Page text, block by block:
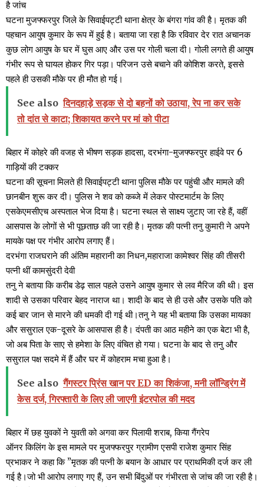
है जांच
घटना मुजफ्फरपुर जिले के सिवाईपट्टी थाना क्षेत्र के बंगरा गांव की है। मृतक की
पहचान आयुष कुमार के रूप में हुई है। बताया जा रहा है कि रविवार देर रात अचानक
कुछ लोग आयुष के घर में घुस आए और उस पर गोली चला दी। गोली लगते ही आयुष
गंभीर रूप से घायल होकर गिर पड़ा। परिजन उसे बचाने की कोशिश करते, इससे
पहले ही उसकी मौके पर ही मौत हो गई।
See also दिनदहाड़े सड़क से दो बहनों को उठाया, रेप ना कर सके
तो दांत से काटा; शिकायत करने पर मां को पीटा
बिहार में कोहरे की वजह से भीषण सड़क हादसा, दरभंगा-मुजफ्फरपुर हाईवे पर 6
गाड़ियों की टक्कर
घटना की सूचना मिलते ही सिवाईपट्टी थाना पुलिस मौके पर पहुंची और मामले की
छानबीन शुरू कर दी। पुलिस ने शव को कब्जे में लेकर पोस्टमार्टम के लिए
एसकेएमसीएच अस्पताल भेज दिया है। घटना स्थल से साक्ष्य जुटाए जा रहे हैं, वहीं
आसपास के लोगों से भी पूछताछ की जा रही है। मृतक की पत्नी तनु कुमारी ने अपने
मायके पक्ष पर गंभीर आरोप लगाए हैं।
दरभंगा राजघराने की अंतिम महारानी का निधन,महाराजा कामेश्वर सिंह की तीसरी
पत्नी थीं कामसुंदरी देवी
तनु ने बताया कि करीब डेढ़ साल पहले उसने आयुष कुमार से लव मैरिज की थी। इस
शादी से उसका परिवार बेहद नाराज था। शादी के बाद से ही उसे और उसके पति को
कई बार जान से मारने की धमकी दी गई थी।तनु ने यह भी बताया कि उसका मायका
और ससुराल एक-दूसरे के आसपास ही है। दंपती का आठ महीने का एक बेटा भी है,
जो अब पिता के साए से हमेशा के लिए वंचित हो गया। घटना के बाद से तनु और
ससुराल पक्ष सदमे में हैं और घर में कोहराम मचा हुआ है।
See also गैंगस्टर प्रिंस खान पर ED का शिकंजा, मनी लॉन्‍ड्रिंग में
केस दर्ज, गिरफ्तारी के लिए ली जाएगी इंटरपोल की मदद
बिहार में छह युवकों ने युवती को अगवा कर पिलायी शराब, किया गैंगरेप
ऑनर किलिंग के इस मामले पर मुजफ्फरपुर ग्रामीण एसपी राजेश कुमार सिंह
प्रभाकर ने कहा कि ”मृतक की पत्नी के बयान के आधार पर प्राथमिकी दर्ज कर ली
गई है।जो भी आरोप लगाए गए हैं, उन सभी बिंदुओं पर गंभीरता से जांच की जा रही है।